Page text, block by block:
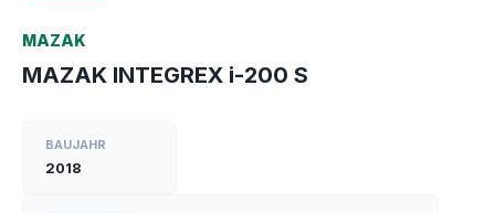
MAZAK
MAZAK INTEGREX i-200 S
BAUJAHR
2018